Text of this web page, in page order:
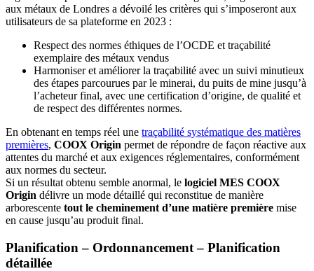
aux métaux de Londres a dévoilé les critères qui s’imposeront aux
utilisateurs de sa plateforme en 2023 :
Respect des normes éthiques de l’OCDE et traçabilité
exemplaire des métaux vendus
Harmoniser et améliorer la traçabilité avec un suivi minutieux
des étapes parcourues par le minerai, du puits de mine jusqu’à
l’acheteur final, avec une certification d’origine, de qualité et
de respect des différentes normes.
En obtenant en temps réel une traçabilité systématique des matières
premières, COOX Origin permet de répondre de façon réactive aux
attentes du marché et aux exigences réglementaires, conformément
aux normes du secteur.
Si un résultat obtenu semble anormal, le logiciel MES COOX
Origin délivre un mode détaillé qui reconstitue de manière
arborescente tout le cheminement d’une matière première mise
en cause jusqu’au produit final.
Planification – Ordonnancement – Planification
détaillée